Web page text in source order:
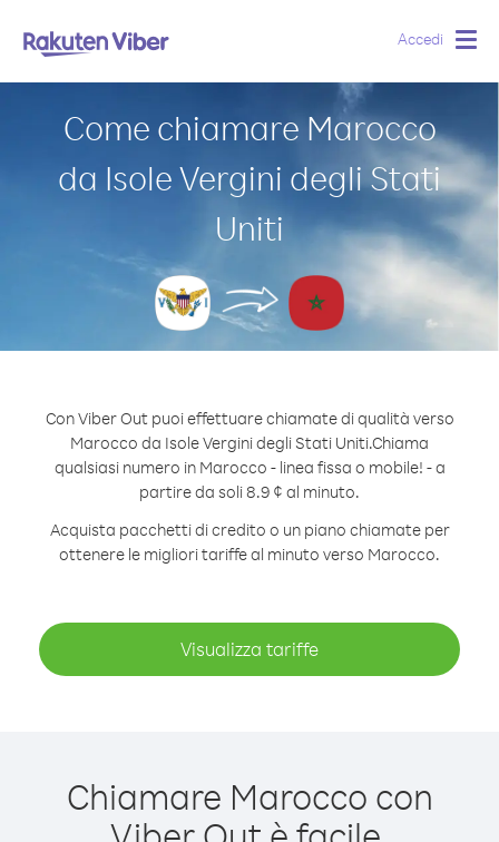
Accedi
Come chiamare Marocco
da Isole Vergini degli Stati
Uniti
Con Viber Out puoi effettuare chiamate di qualità verso
Marocco da Isole Vergini degli Stati Uniti.Chiama
qualsiasi numero in Marocco - linea fissa o mobile! - a
partire da soli 8.9 ¢ al minuto.
Acquista pacchetti di credito o un piano chiamate per
ottenere le migliori tariffe al minuto verso Marocco.
Visualizza tariffe
Chiamare Marocco con